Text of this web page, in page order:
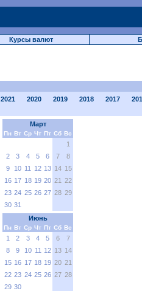
Курсы валют
2021 2020 2019 2018 2017
Март
Пн Вт Ср Чт Пт Сб Вс
1
2
3 4 5 6 7
8
9
10 11 12 13 14 15
16 17 18 19 20 21 22
23 24 25 26 27 28 29
30 31
Июнь
Пн Вт Ср Чт Пт Сб Вс
1 2 3 4 5 6
7
8
9 10 11 12 13 14
15 16 17 18 19 20 21
22 23 24 25 26 27 28
29 30